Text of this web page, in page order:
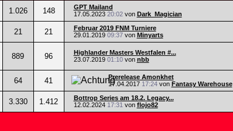
1.026 148
GPT Mailand
17.05.2023 20:02von Dark_Magician
21 21
Februar 2019 FNM Turniere
29.01.2019 09:37von Minyarts
889 96
Highlander Masters Westfalen #...
23.07.2019 01:10von nbb
64 41
Prerelease Amonkhet
17.04.2017 17:24von Fantasy Warehouse
3.330 1.412
Bottrop Series am 18.2. Legacy...
12.02.2024 17:31 von flojo82